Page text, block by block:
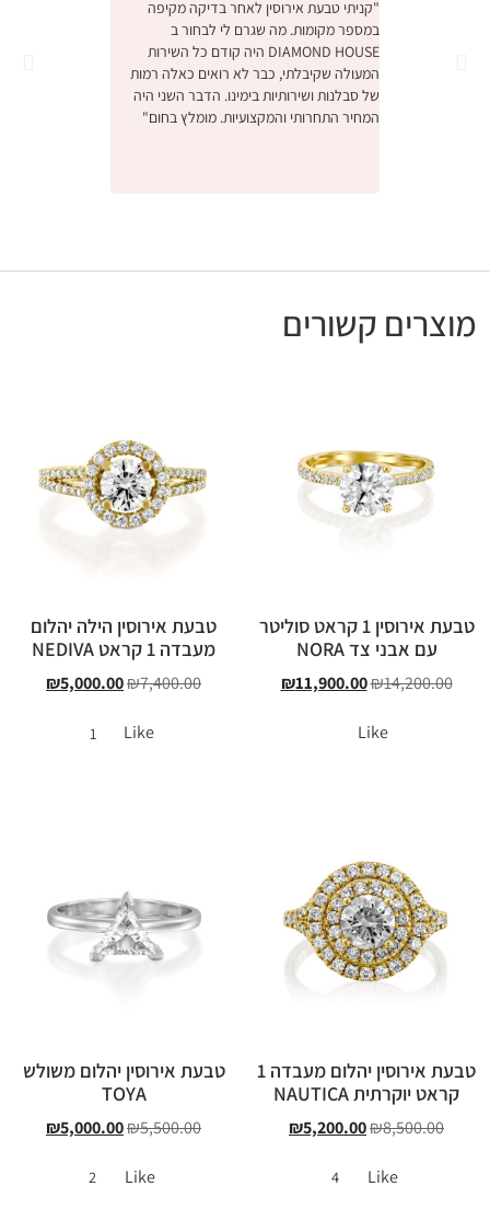
"קניתי טבעת אירוסין לאחר בדיקה מקיפה
במספר מקומות. מה שגרם לי לבחור ב
DIAMOND HOUSE היה קודם כל השירות
המעולה שקיבלתי, כבר לא רואים כאלה רמות
של סבלנות ושירותיות בימינו. הדבר השני היה
המחיר התחרותי והמקצועיות. מומלץ בחום"
מוצרים קשורים
טבעת אירוסין 1 קראט סוליטר
עם אבני צד NORA
₪14,200.00
₪11,900.00
Like
טבעת אירוסין הילה יהלום
מעבדה 1 קראט NEDIVA
₪7,400.00
₪5,000.00
Like
טבעת אירוסין יהלום מעבדה 1
קראט יוקרתית NAUTICA
₪8,500.00
₪5,200.00
Like
טבעת אירוסין יהלום משולש
TOYA
₪5,500.00
₪5,000.00
Like